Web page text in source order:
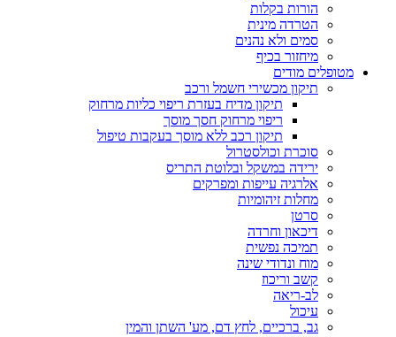
הורות בקלות
הטרדה מינית
סמים ולא נהנים
מיחזור בכיף
מטופלים מודים
תיקון מכשירי חשמל ורכב
תיקון מדיח בעזרת ריפוי כליות מרחוק
ריפוי מרחוק חסך מוסך
תיקון רכב ללא מוסך בעקבות טיפול
סוכרת וכולסטרול
ירידה במשקל ובלוטת התריס
אלרגיה עייפות ומפרקים
מחלות זיהומיות
סרטן
דיכאון וחרדה
תמיכה נפשית
מוח ונדודי שינה
קשב וריכוז
לב-ריאה
עיכול
גב, ברכיים, לחץ דם, מע' השתן והמין